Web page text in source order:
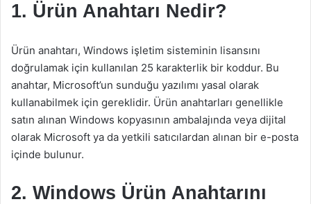
1. Ürün Anahtarı Nedir?
Ürün anahtarı, Windows işletim sisteminin lisansını
doğrulamak için kullanılan 25 karakterlik bir koddur. Bu
anahtar, Microsoft’un sunduğu yazılımı yasal olarak
kullanabilmek için gereklidir. Ürün anahtarları genellikle
satın alınan Windows kopyasının ambalajında veya dijital
olarak Microsoft ya da yetkili satıcılardan alınan bir e-posta
içinde bulunur.
2. Windows Ürün Anahtarını